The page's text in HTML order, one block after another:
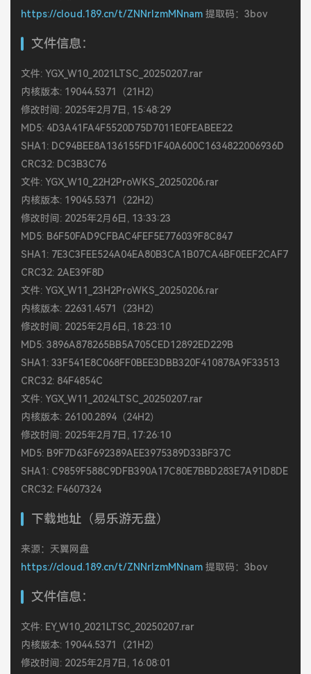
https://cloud.189.cn/t/ZNNrIzmMNnam 提取码：3bov
文件信息：
文件: YGX_W10_2021LTSC_20250207.rar
内核版本: 19044.5371（21H2）
修改时间: 2025年2月7日, 15:48:29
MD5: 4D3A41FA4F5520D75D7011E0FEABEE22
SHA1: DC94BEE8A136155FD1F40A600C1634822006936D
CRC32: DC3B3C76
文件: YGX_W10_22H2ProWKS_20250206.rar
内核版本: 19045.5371（22H2）
修改时间: 2025年2月6日, 13:33:23
MD5: B6F50FAD9CFBAC4FEF5E776039F8C847
SHA1: 7E3C3FEE524A04EA80B3CA1B07CA4BF0EEF2CAF7
CRC32: 2AE39F8D
文件: YGX_W11_23H2ProWKS_20250206.rar
内核版本: 22631.4571（23H2）
修改时间: 2025年2月6日, 18:23:10
MD5: 3896A878265BB5A705CED12892ED229B
SHA1: 33F541E8C068FF0BEE3DBB320F410878A9F33513
CRC32: 84F4854C
文件: YGX_W11_2024LTSC_20250207.rar
内核版本: 26100.2894（24H2）
修改时间: 2025年2月7日, 17:26:10
MD5: B9F7D63F692389AEE3975389D33BF37C
SHA1: C9859F588C9DFB390A17C80E7BBD283E7A91D8DE
CRC32: F4607324
下载地址（易乐游无盘）
来源：天翼网盘
https://cloud.189.cn/t/ZNNrIzmMNnam 提取码：3bov
文件信息：
文件: EY_W10_2021LTSC_20250207.rar
内核版本: 19044.5371（21H2）
修改时间: 2025年2月7日, 16:08:01